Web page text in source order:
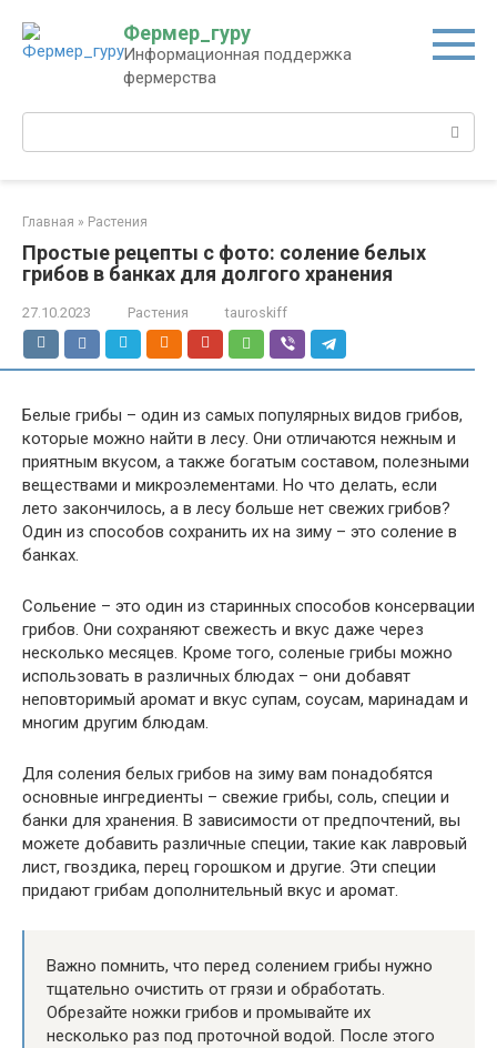
контенту
Фермер_гуру
Информационная поддержка
фермерства
Поиск:
Главная » Растения
Простые рецепты с фото: соление белых
грибов в банках для долгого хранения
27.10.2023 Растения tauroskiff
Белые грибы – один из самых популярных видов грибов,
которые можно найти в лесу. Они отличаются нежным и
приятным вкусом, а также богатым составом, полезными
веществами и микроэлементами. Но что делать, если
лето закончилось, а в лесу больше нет свежих грибов?
Один из способов сохранить их на зиму – это соление в
банках.
Сольение – это один из старинных способов консервации
грибов. Они сохраняют свежесть и вкус даже через
несколько месяцев. Кроме того, соленые грибы можно
использовать в различных блюдах – они добавят
неповторимый аромат и вкус супам, соусам, маринадам и
многим другим блюдам.
Для соления белых грибов на зиму вам понадобятся
основные ингредиенты – свежие грибы, соль, специи и
банки для хранения. В зависимости от предпочтений, вы
можете добавить различные специи, такие как лавровый
лист, гвоздика, перец горошком и другие. Эти специи
придают грибам дополнительный вкус и аромат.
Важно помнить, что перед солением грибы нужно
тщательно очистить от грязи и обработать.
Обрезайте ножки грибов и промывайте их
несколько раз под проточной водой. После этого